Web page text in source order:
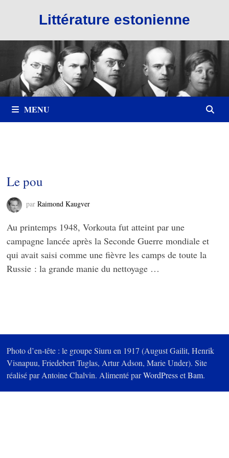
Littérature estonienne
MENU
Le pou
parRaimond Kaugver
Au printemps 1948, Vorkouta fut atteint par une
campagne lancée après la Seconde Guerre mondiale et
qui avait saisi comme une fièvre les camps de toute la
Russie : la grande manie du nettoyage …
Photo d’en-tête : le groupe Siuru en 1917 (August Gailit, Henrik
Visnapuu, Friedebert Tuglas, Artur Adson, Marie Under). Site
réalisé par Antoine Chalvin. Alimenté parWordPressetBam.